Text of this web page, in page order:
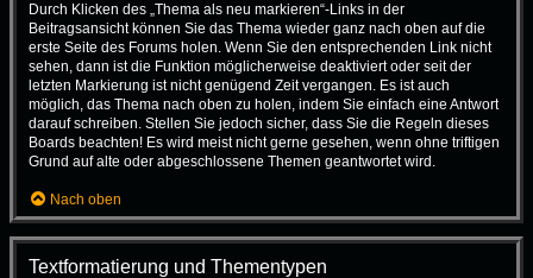
Durch Klicken des „Thema als neu markieren“-Links in der
Beitragsansicht können Sie das Thema wieder ganz nach oben auf die
erste Seite des Forums holen. Wenn Sie den entsprechenden Link nicht
sehen, dann ist die Funktion möglicherweise deaktiviert oder seit der
letzten Markierung ist nicht genügend Zeit vergangen. Es ist auch
möglich, das Thema nach oben zu holen, indem Sie einfach eine Antwort
darauf schreiben. Stellen Sie jedoch sicher, dass Sie die Regeln dieses
Boards beachten! Es wird meist nicht gerne gesehen, wenn ohne triftigen
Grund auf alte oder abgeschlossene Themen geantwortet wird.
Nach oben
Textformatierung und Thementypen